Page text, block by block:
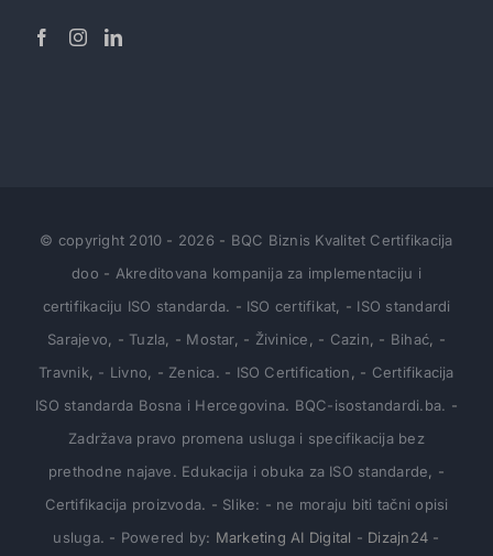
© copyright 2010 - 2026 - BQC Biznis Kvalitet Certifikacija
doo - Akreditovana kompanija za implementaciju i
certifikaciju ISO standarda. - ISO certifikat, - ISO standardi
Sarajevo, - Tuzla, - Mostar, - Živinice, - Cazin, - Bihać, -
Travnik, - Livno, - Zenica. - ISO Certification, - Certifikacija
ISO standarda Bosna i Hercegovina. BQC-isostandardi.ba. -
Zadržava pravo promena usluga i specifikacija bez
prethodne najave. Edukacija i obuka za ISO standarde, -
Certifikacija proizvoda. - Slike: - ne moraju biti tačni opisi
usluga. - Powered by: Marketing AI Digital - Dizajn24 -